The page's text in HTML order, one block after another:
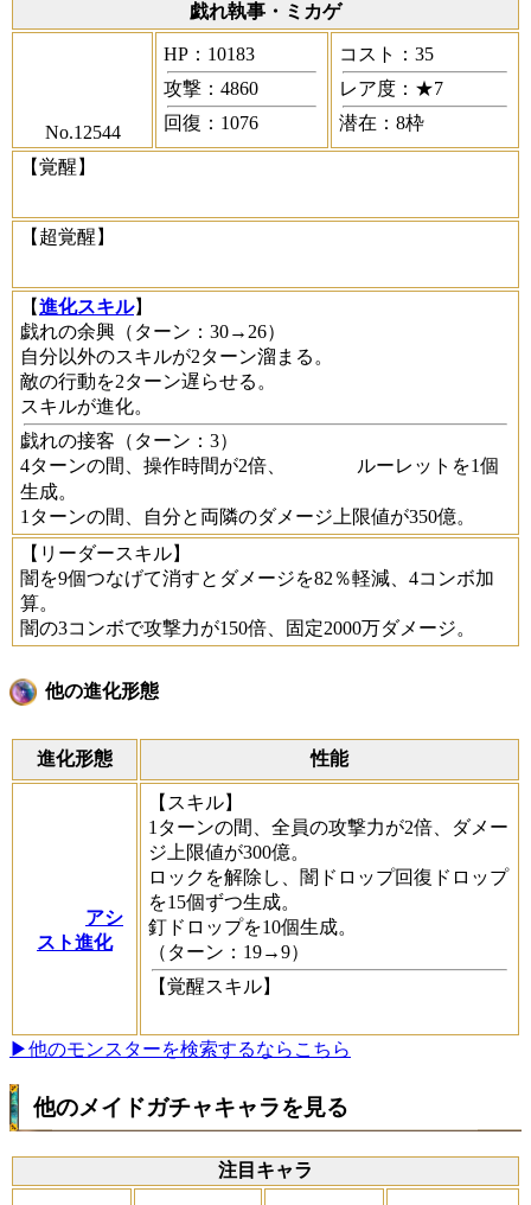
戯れ執事・ミカゲ
No.12544
HP：10183
攻撃：4860
回復：1076
コスト：35
レア度：★7
潜在：8枠
【覚醒】
【超覚醒】
【進化スキル】
戯れの余興 （ターン：30→26）
自分以外のスキルが2ターン溜まる。
敵の行動を2ターン遅らせる。
スキルが進化。
戯れの接客 （ターン：3）
4ターンの間、操作時間が2倍、
ルーレットを1個
生成。
1ターンの間、自分と両隣のダメージ上限値が350億。
【リーダースキル】
闇を9個つなげて消すとダメージを82％軽減、4コンボ加
算。
闇の3コンボで攻撃力が150倍、固定2000万ダメージ。
他の進化形態
進化形態 性能
アシ
スト進化
【スキル】
1ターンの間、全員の攻撃力が2倍、ダメー
ジ上限値が300億。
ロックを解除し、闇ドロップ回復ドロップ
を15個ずつ生成。
釘ドロップを10個生成。
（ターン：19→9）
【覚醒スキル】
▶他のモンスターを検索するならこちら
他のメイドガチャキャラを見る
注目キャラ